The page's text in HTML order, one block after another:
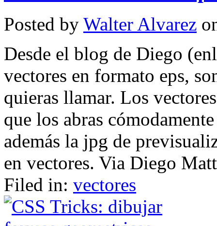
Posted by Walter Alvarez
Desde el blog de Diego
vectores en formato eps,
quieras llamar. Los
que los abras
además la jpg de
en vectores. Via Diego
Filed in: vectores